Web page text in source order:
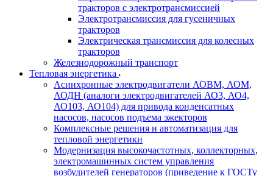
тракторов с электротрансмиссией
Электротрансмиссия для гусеничных
тракторов
Электрическая трансмиссия для колесных
тракторов
Железнодорожный транспорт
Тепловая энергетика
Асинхронные электродвигатели АОВМ, АОМ,
АОДН (аналоги электродвигателей АО3, АО4,
АО103, АО104) для привода конденсатных
насосов, насосов подъема эжекторов
Комплексные решения и автоматизация для
тепловой энергетики
Модернизация высокочастотных, коллекторных,
электромашинных систем управления
возбудителей генераторов (приведение к ГОСТу